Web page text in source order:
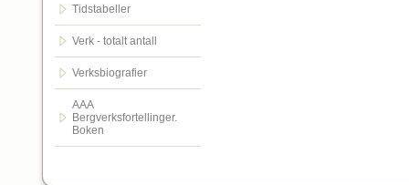
Tidstabeller
Verk - totalt antall
Verksbiografier
AAA
Bergverksfortellinger.
Boken